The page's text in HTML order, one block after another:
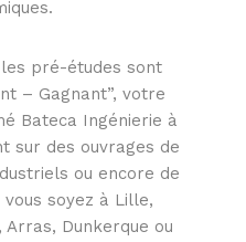
pré-études sont
– Gagnant”, votre
Bateca Ingénierie à
sur des ouvrages de
ou encore de
soyez à Lille,
Arras, Dunkerque ou